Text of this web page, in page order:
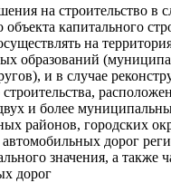
на строительство в
объекта капитального
на
образований
и в случае
и более
районов, городских
дорог
значения, а также
дорог